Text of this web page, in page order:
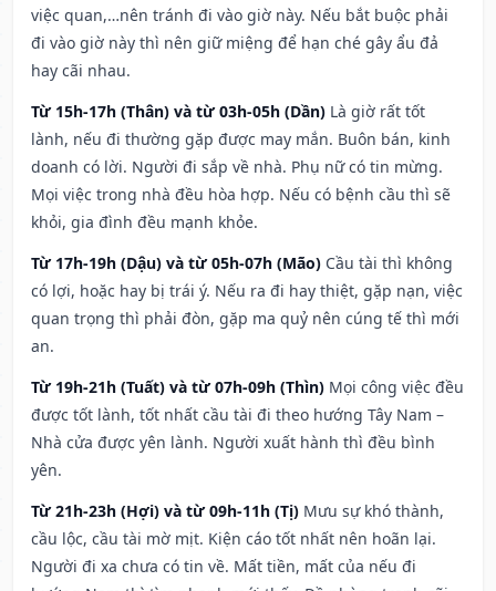
việc quan,…nên tránh đi vào giờ này. Nếu bắt buộc phải
đi vào giờ này thì nên giữ miệng để hạn ché gây ẩu đả
hay cãi nhau.
Từ 15h-17h (Thân) và từ 03h-05h (Dần) Là giờ rất tốt
lành, nếu đi thường gặp được may mắn. Buôn bán, kinh
doanh có lời. Người đi sắp về nhà. Phụ nữ có tin mừng.
Mọi việc trong nhà đều hòa hợp. Nếu có bệnh cầu thì sẽ
khỏi, gia đình đều mạnh khỏe.
Từ 17h-19h (Dậu) và từ 05h-07h (Mão) Cầu tài thì không
có lợi, hoặc hay bị trái ý. Nếu ra đi hay thiệt, gặp nạn, việc
quan trọng thì phải đòn, gặp ma quỷ nên cúng tế thì mới
an.
Từ 19h-21h (Tuất) và từ 07h-09h (Thìn) Mọi công việc đều
được tốt lành, tốt nhất cầu tài đi theo hướng Tây Nam –
Nhà cửa được yên lành. Người xuất hành thì đều bình
yên.
Từ 21h-23h (Hợi) và từ 09h-11h (Tị) Mưu sự khó thành,
cầu lộc, cầu tài mờ mịt. Kiện cáo tốt nhất nên hoãn lại.
Người đi xa chưa có tin về. Mất tiền, mất của nếu đi